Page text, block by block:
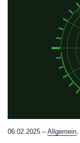
06.02.2025 –Allgemein,